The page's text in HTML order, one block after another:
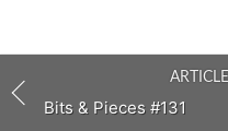
Bits & Pieces #131